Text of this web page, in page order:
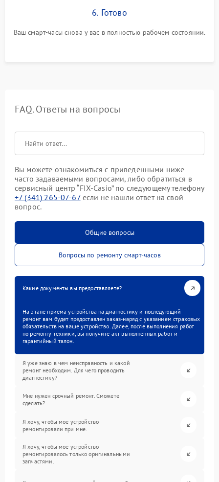
6. Готово
Ваш смарт-часы снова у вас в полностью рабочем состоянии.
FAQ. Ответы на вопросы
Вы можете ознакомиться с приведенными ниже
часто задаваемыми вопросами, либо обратиться в
сервисный центр “FIX-Casio” по следующему телефону
+7 (341) 265-07-67если не нашли ответ на свой
вопрос.
Общие вопросы
Вопросы по ремонту смарт-часов
Какие документы вы предоставляете?
На этапе приема устройства на диагностику и последующий
ремонт вам будет предоставлен заказ-наряд с указанием страховых
обязательств на ваше устройство. Далее, после выполнения работ
по ремонту техники, вы получите акт выполненных работ и
гарантийный талон.
Я уже знаю в чем неисправность и какой
ремонт необходим. Для чего проводить
диагностику?
Мне нужен срочный ремонт. Сможете
сделать?
Я хочу, чтобы мое устройство
ремонтировали при мне.
Я хочу, чтобы мое устройство
ремонтировалось только оригинальными
запчастями.